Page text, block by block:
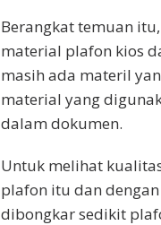
Berangkat temuan
material plafon kios
masih ada materil
material yang
dalam dokumen.
Untuk melihat
plafon itu dan
dibongkar sedikit